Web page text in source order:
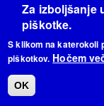
Za izboljšanje
piškotke.
S klikom na katerokoli
piškotkov. Hočem
OK